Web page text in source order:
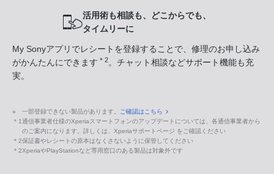
活用術も相談も、どこからでも、
タイムリーに
My Sonyアプリでレシートを登録することで、修理のお申し込み
がかんたんにできます ＊2。チャット相談などサポート機能も充
実。
※ 一部登録できない製品があります。 ご確認はこちら
＊1通信事業者仕様のXperiaスマートフォンのアップデートについては、各通信事業者から
のご案内になります。詳しくは、Xperiaサポートページ をご確認ください
＊2保証書やレシートの原本はなくさないように保管してください
＊2XperiaやPlayStationなど専用窓口のある製品は対象外です